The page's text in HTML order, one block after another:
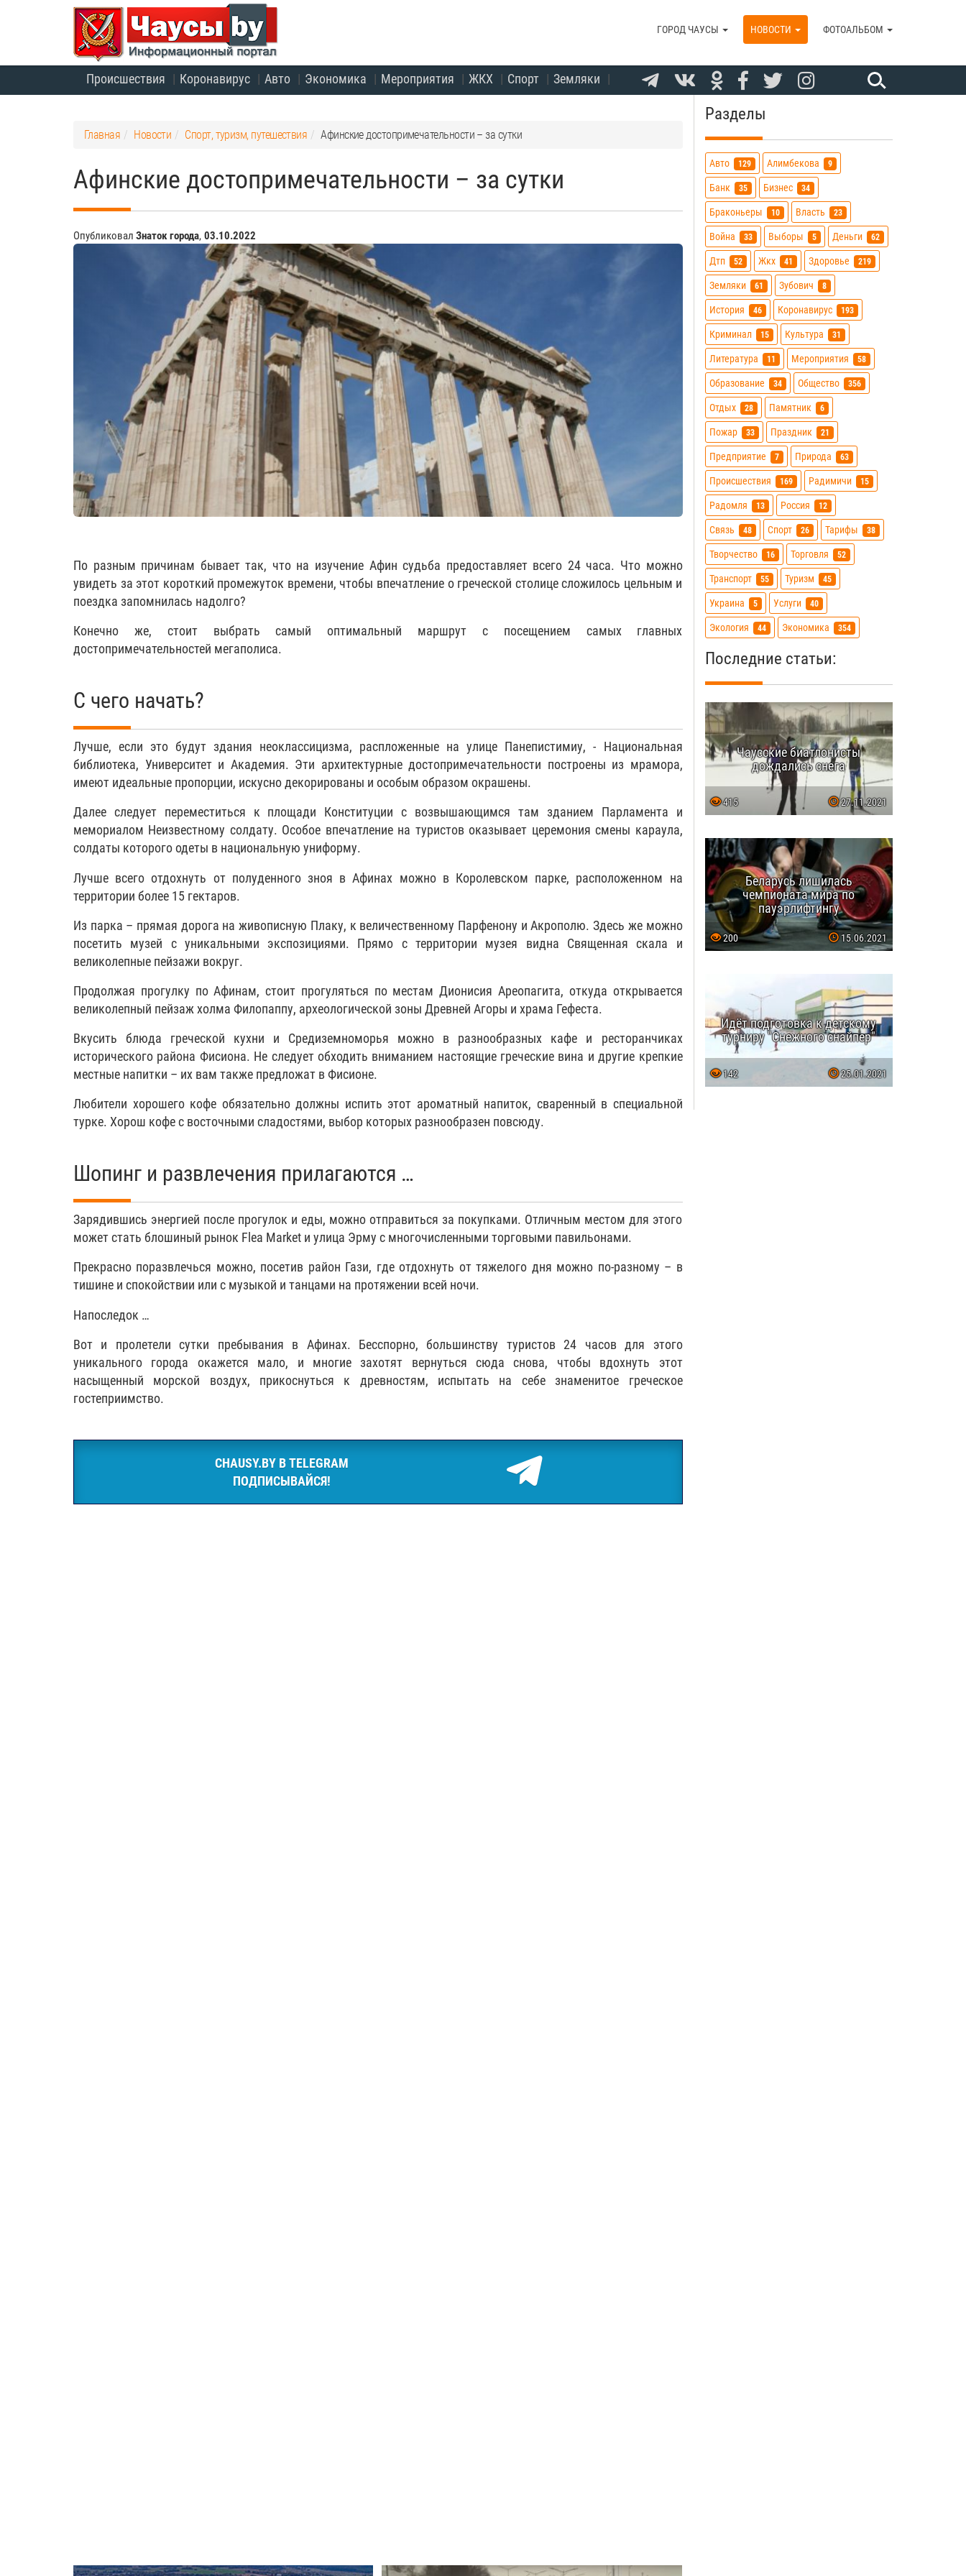
Происшествия Коронавирус Авто Экономика Мероприятия ЖКХ Спорт Земляки
ГОРОД ЧАУСЫ НОВОСТИ ФОТОАЛЬБОМ
Главная Новости Спорт, туризм, путешествия Афинские достопримечательности – за сутки
Афинские достопримечательности – за сутки
Опубликовал Знаток города, 03.10.2022
По разным причинам бывает так, что на изучение Афин судьба предоставляет всего 24 часа. Что можно
увидеть за этот короткий промежуток времени, чтобы впечатление о греческой столице сложилось цельным и
поездка запомнилась надолго?
Конечно же, стоит выбрать самый оптимальный маршрут с посещением самых главных
достопримечательностей мегаполиса.
С чего начать?
Лучше, если это будут здания неоклассицизма, распложенные на улице Панепистимиу, - Национальная
библиотека, Университет и Академия. Эти архитектурные достопримечательности построены из мрамора,
имеют идеальные пропорции, искусно декорированы и особым образом окрашены.
Далее следует переместиться к площади Конституции с возвышающимся там зданием Парламента и
мемориалом Неизвестному солдату. Особое впечатление на туристов оказывает церемония смены караула,
солдаты которого одеты в национальную униформу.
Лучше всего отдохнуть от полуденного зноя в Афинах можно в Королевском парке, расположенном на
территории более 15 гектаров.
Из парка – прямая дорога на живописную Плаку, к величественному Парфенону и Акрополю. Здесь же можно
посетить музей с уникальными экспозициями. Прямо с территории музея видна Священная скала и
великолепные пейзажи вокруг.
Продолжая прогулку по Афинам, стоит прогуляться по местам Дионисия Ареопагита, откуда открывается
великолепный пейзаж холма Филопаппу, археологической зоны Древней Агоры и храма Гефеста.
Вкусить блюда греческой кухни и Средиземноморья можно в разнообразных кафе и ресторанчиках
исторического района Фисиона. Не следует обходить вниманием настоящие греческие вина и другие крепкие
местные напитки – их вам также предложат в Фисионе.
Любители хорошего кофе обязательно должны испить этот ароматный напиток, сваренный в специальной
турке. Хорош кофе с восточными сладостями, выбор которых разнообразен повсюду.
Шопинг и развлечения прилагаются …
Зарядившись энергией после прогулок и еды, можно отправиться за покупками. Отличным местом для этого
может стать блошиный рынок Flea Market и улица Эрму с многочисленными торговыми павильонами.
Прекрасно поразвлечься можно, посетив район Гази, где отдохнуть от тяжелого дня можно по-разному – в
тишине и спокойствии или с музыкой и танцами на протяжении всей ночи.
Напоследок …
Вот и пролетели сутки пребывания в Афинах. Бесспорно, большинству туристов 24 часов для этого
уникального города окажется мало, и многие захотят вернуться сюда снова, чтобы вдохнуть этот
насыщенный морской воздух, прикоснуться к древностям, испытать на себе знаменитое греческое
гостеприимство.
CHAUSY.BY В TELEGRAM
ПОДПИСЫВАЙСЯ!
Разделы
Авто 129 Алимбекова 9
Банк 35 Бизнес 34
Браконьеры 10 Власть 23
Война 33 Выборы 5 Деньги 62
Дтп 52 Жкх 41 Здоровье 219
Земляки 61 Зубович 8
История 46 Коронавирус 193
Криминал 15 Культура 31
Литература 11 Мероприятия 58
Образование 34 Общество 356
Отдых 28 Памятник 6
Пожар 33 Праздник 21
Предприятие 7 Природа 63
Происшествия 169 Радимичи 15
Радомля 13 Россия 12
Связь 48 Спорт 26 Тарифы 38
Творчество 16 Торговля 52
Транспорт 55 Туризм 45
Украина 5 Услуги 40
Экология 44 Экономика 354
Последние статьи:
Чаусские биатлонисты
дождались снега
415 27.11.2021
Беларусь лишилась
чемпионата мира по
пауэрлифтингу
200 15.06.2021
Идёт подготовка к детскому
турниру "Снежного снайпер"
142 25.01.2021